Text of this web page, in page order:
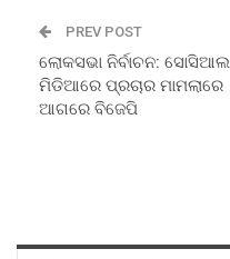
PREV POST
ଲୋକସଭା ନିର୍ବାଚନ: ସୋସିଆଲ
ମିଡିଆରେ ପ୍ରଚାର ମାମଲାରେ
ଆଗରେ ବିଜେପି